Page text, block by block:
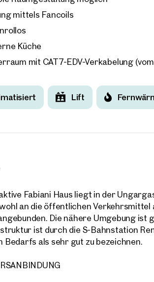
mittels Fancoils
Küche
mit CAT7-EDV-Verkabelung
Lift
Fabiani Haus liegt in der
an die öffentlichen Verkehrsmittel
Die nähere Umgebung ist
ist durch die S-Bahnstation
Bedarfs als sehr gut zu bezeichnen.